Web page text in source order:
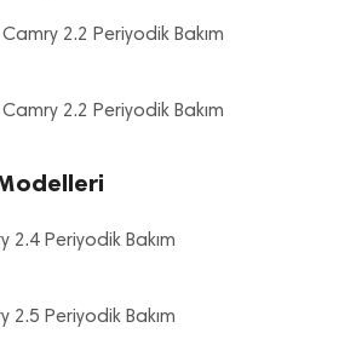
2.2 Periyodik Bakım
2.2 Periyodik Bakım
2.4 Periyodik Bakım
2.5 Periyodik Bakım